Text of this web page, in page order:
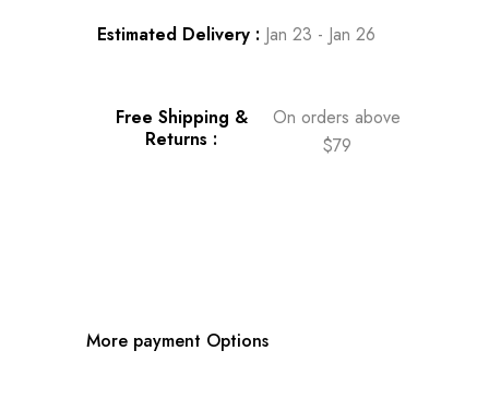
Estimated Delivery : Jan 23 - Jan 26
Free Shipping &
Returns :
On orders above
$79
More payment Options